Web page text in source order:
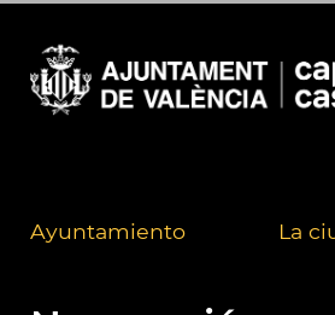
Ayuntamiento La